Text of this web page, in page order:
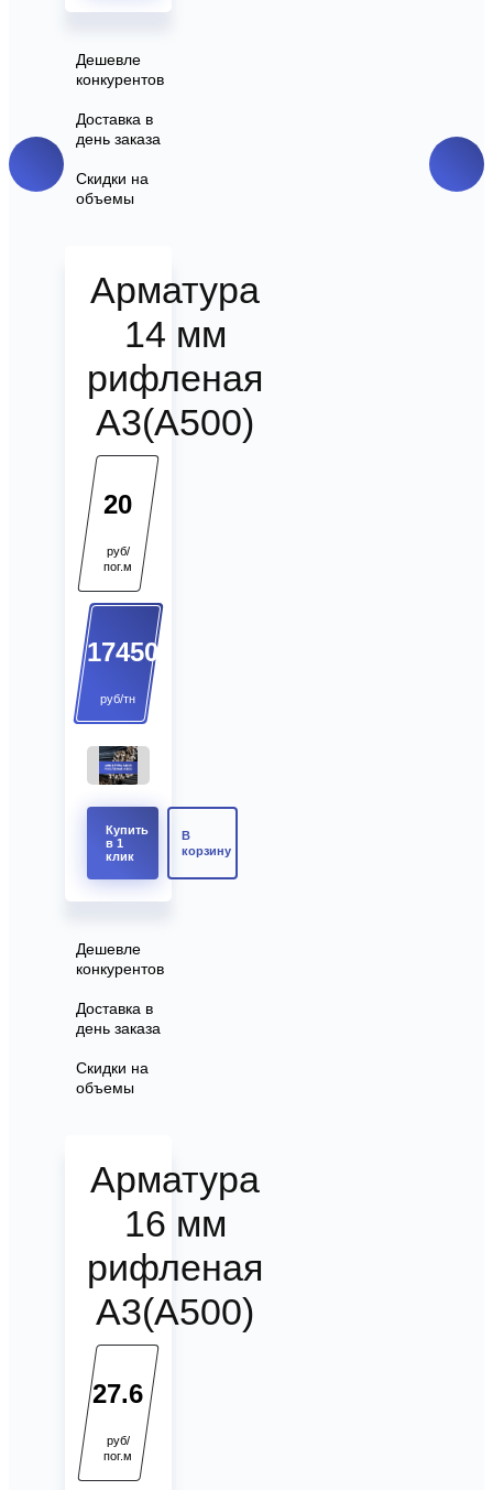
Дешевле
конкурентов
Доставка в
день заказа
Скидки на
объемы
Арматура
14 мм
рифленая
А3(А500)
20
руб/
пог.м
17450
руб/тн
Купить
в 1
клик
В
корзину
Дешевле
конкурентов
Доставка в
день заказа
Скидки на
объемы
Арматура
16 мм
рифленая
А3(А500)
27.6
руб/
пог.м